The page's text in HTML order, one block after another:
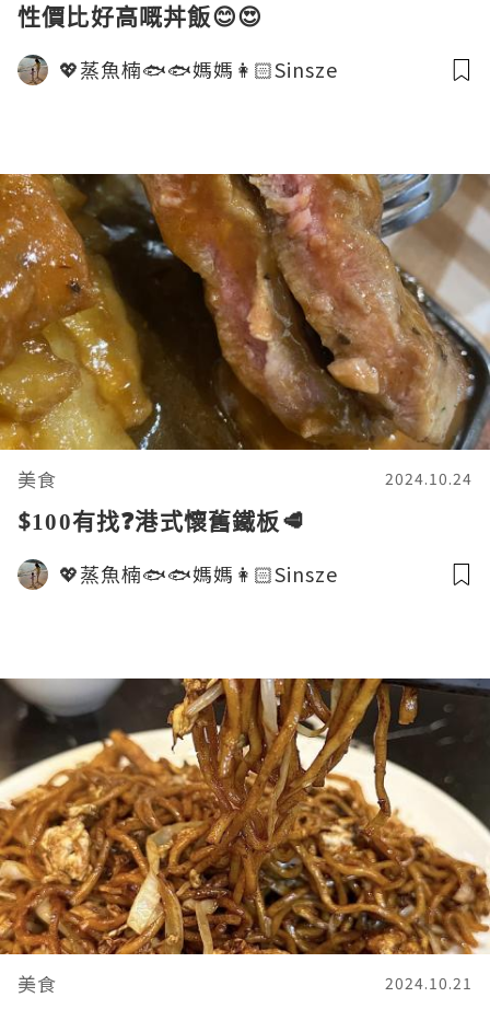
性價比好高嘅丼飯😊😍
💖蒸魚楠🐟🐟媽媽👩🏻Sinsze
美食 2024.10.24
$100有找❓港式懷舊鐵板🥩
💖蒸魚楠🐟🐟媽媽👩🏻Sinsze
美食 2024.10.21